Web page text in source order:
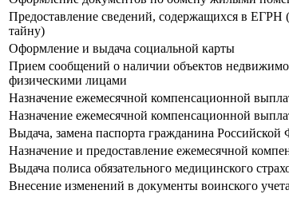
Предоставление сведений, содержащихся в ЕГРН
тайну)
Оформление и выдача социальной карты
Прием сообщений о наличии объектов
физическими лицами
Назначение ежемесячной компенсационной
Назначение ежемесячной компенсационной
Выдача, замена паспорта гражданина
Назначение и предоставление ежемесячной
Выдача полиса обязательного медицинского
Внесение изменений в документы воинского